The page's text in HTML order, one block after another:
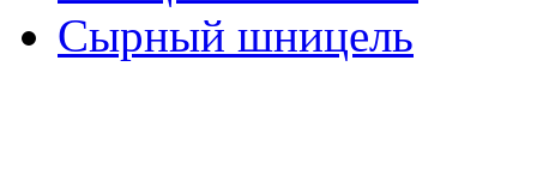
Сырный шницель